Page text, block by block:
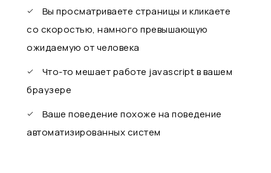
Вы просматриваете страницы и кликаете
со скоростью, намного превышающую
ожидаемую от человека
Что-то мешает работе javascript в вашем
браузере
Ваше поведение похоже на поведение
автоматизированных систем